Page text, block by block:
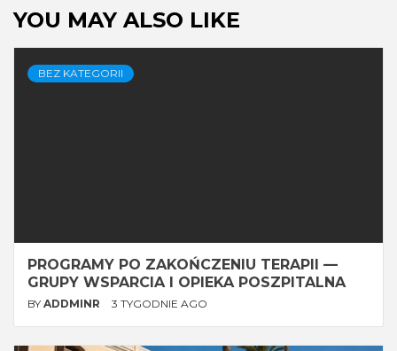
YOU MAY ALSO LIKE
BEZ KATEGORII
PROGRAMY PO ZAKOŃCZENIU TERAPII —
GRUPY WSPARCIA I OPIEKA POSZPITALNA
BY ADDMINR 3 TYGODNIE AGO